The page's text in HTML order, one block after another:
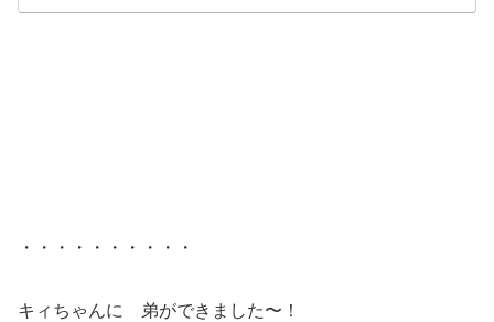
・・・・・・・・・・
キィちゃんに 弟ができました〜！